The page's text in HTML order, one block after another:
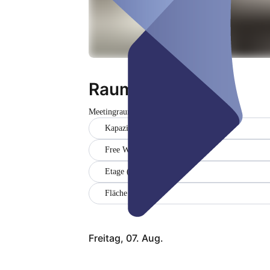
Raum 10
Meetingraum
Kapazität (16)
Free WiFi
Etage (3)
Fläche (33 m2)
Freitag, 07. Aug.